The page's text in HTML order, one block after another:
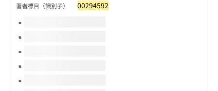
著者標目（識別子） 00294592
このタイトルの巻号